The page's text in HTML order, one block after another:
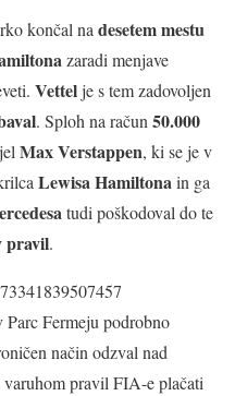
končal nadesetem mestu
zaradi menjave
Vettelje s tem zadovoljen
. Sploh na račun50.000
Max Verstappen, ki se je v
Lewisa Hamiltonain ga
tudi poškodoval do te
pravil.
Parc Fermeju podrobno
način odzval nad
pravil FIA-e plačati